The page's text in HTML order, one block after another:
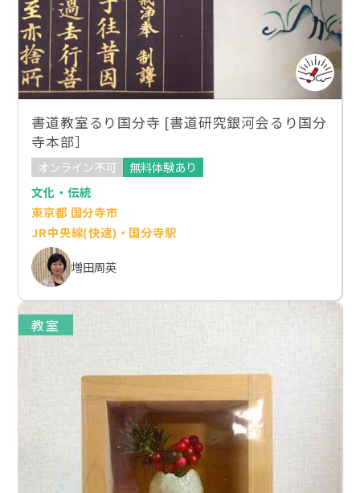
書道教室るり国分寺 [書道研究銀河会るり国分
寺本部］
オンライン不可
無料体験あり
文化・伝統
東京都 国分寺市
JR中央線(快速)・国分寺駅
増田周英
教室